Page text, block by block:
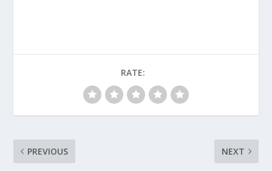
RATE:
PREVIOUS NEXT